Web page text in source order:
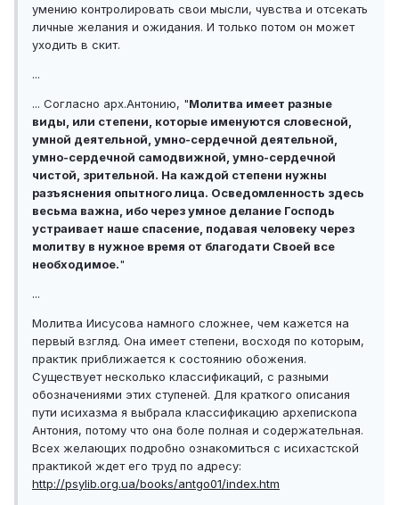
умению контролировать свои мысли, чувства и отсекать
личные желания и ожидания. И только потом он может
уходить в скит.
...
... Согласно арх.Антонию, "Молитва имеет разные
виды, или степени, которые именуются словесной,
умной деятельной, умно-сердечной деятельной,
умно-сердечной самодвижной, умно-сердечной
чистой, зрительной. На каждой степени нужны
разъяснения опытного лица. Осведомленность здесь
весьма важна, ибо через умное делание Господь
устраивает наше спасение, подавая человеку через
молитву в нужное время от благодати Своей все
необходимое."
...
Молитва Иисусова намного сложнее, чем кажется на
первый взгляд. Она имеет степени, восходя по которым,
практик приближается к состоянию обожения.
Существует несколько классификаций, с разными
обозначениями этих ступеней. Для краткого описания
пути исихазма я выбрала классификацию архепископа
Антония, потому что она боле полная и содержательная.
Всех желающих подробно ознакомиться с исихастской
практикой ждет его труд по адресу:
http://psylib.org.ua/books/antgo01/index.htm